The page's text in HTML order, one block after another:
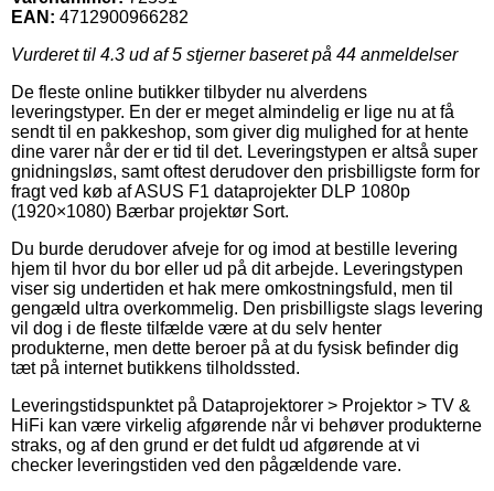
EAN: 4712900966282
Vurderet til 4.3 ud af 5 stjerner baseret på 44 anmeldelser
De fleste online butikker tilbyder nu alverdens
leveringstyper. En der er meget almindelig er lige nu at få
sendt til en pakkeshop, som giver dig mulighed for at hente
dine varer når der er tid til det. Leveringstypen er altså super
gnidningsløs, samt oftest derudover den prisbilligste form for
fragt ved køb af ASUS F1 dataprojekter DLP 1080p
(1920×1080) Bærbar projektør Sort.
Du burde derudover afveje for og imod at bestille levering
hjem til hvor du bor eller ud på dit arbejde. Leveringstypen
viser sig undertiden et hak mere omkostningsfuld, men til
gengæld ultra overkommelig. Den prisbilligste slags levering
vil dog i de fleste tilfælde være at du selv henter
produkterne, men dette beroer på at du fysisk befinder dig
tæt på internet butikkens tilholdssted.
Leveringstidspunktet på Dataprojektorer > Projektor > TV &
HiFi kan være virkelig afgørende når vi behøver produkterne
straks, og af den grund er det fuldt ud afgørende at vi
checker leveringstiden ved den pågældende vare.